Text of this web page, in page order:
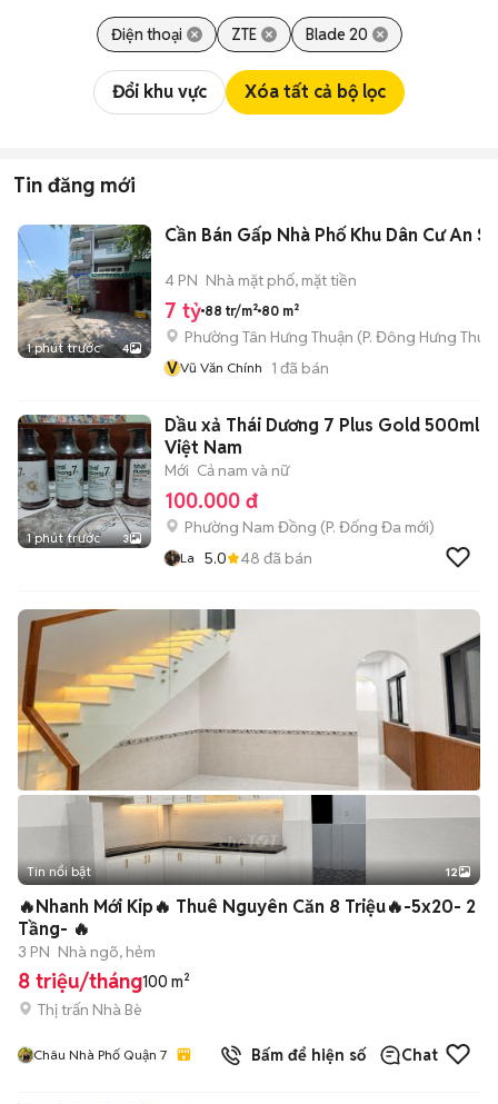
Điện thoại ZTE Blade 20
Đổi khu vực Xóa tất cả bộ lọc
Tin đăng mới
1 phút trước 4
Cần Bán Gấp Nhà Phố Khu Dân Cư An
4 PN Nhà mặt phố, mặt tiền
7 tỷ 88 tr/m² 80 m²
Phường Tân Hưng Thuận (P. Đông Hưng
VVũ Văn Chính 1 đã bán
1 phút trước 3
Dầu xả Thái Dương 7 Plus Gold 500ml
Việt Nam
Mới Cả nam và nữ
100.000 đ
Phường Nam Đồng (P. Đống Đa mới)
La 5.0 48 đã bán
+2
Tin nổi bật 12
🔥Nhanh Mới Kip🔥 Thuê Nguyên Căn 8 Triệu🔥-5x20- 2
Tầng- 🔥
3 PN Nhà ngõ, hẻm
8 triệu/tháng100 m²
Thị trấn Nhà Bè
Châu Nhà Phố Quận 7 Bấm để hiện số Chat